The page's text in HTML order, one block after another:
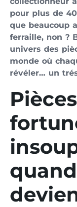
pour plus de
que beaucoup
ferraille, non ?
univers des
monde où
révéler… un